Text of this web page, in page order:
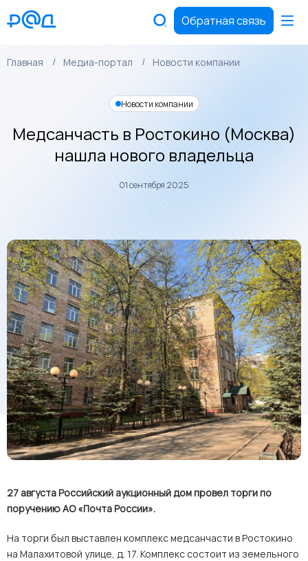
Обратная связь
Главная Медиа-портал Новости компании
Новости компании
Медсанчасть в Ростокино (Москва)
нашла нового владельца
01 сентября 2025
27 августа Российский аукционный дом провел торги по
поручению АО «Почта России».
На торги был выставлен комплекс медсанчасти в Ростокино
на Малахитовой улице, д. 17. Комплекс состоит из земельного